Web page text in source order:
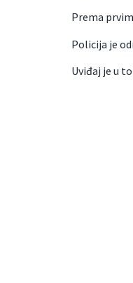
Prema
Policija je
Uviđaj je u